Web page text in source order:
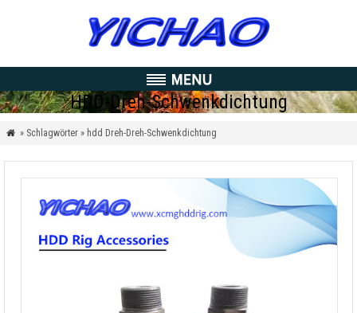
HDD-Dreh-Schwenkdichtung
 » Schlagwörter » hdd Dreh-Dreh-Schwenkdichtung